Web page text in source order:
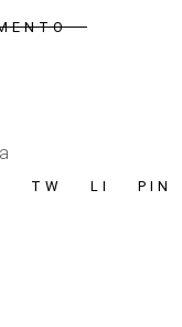
TW LI PIN